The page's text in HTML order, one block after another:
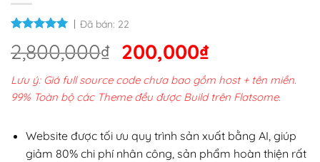
Đã bán: 22
2,800,000₫ Giá
gốc
là:
2,800,000₫.
200,000₫Giá
hiện
tại
200,000₫.
Lưu ý: Giá full source code chưa bao gồm host + tên miền.
99% Toàn bộ các Theme đều được Build trên Flatsome.
Website được tối ưu quy trình sản xuất bằng AI, giúp
giảm 80% chi phí nhân công, sản phẩm hoàn thiện rất